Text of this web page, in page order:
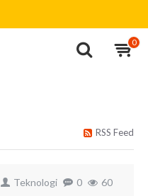
0
RSS Feed
Teknologi 0 60